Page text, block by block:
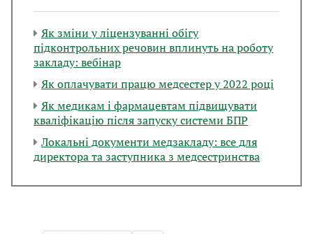
Як зміни у ліцензуванні обігу
підконтрольних речовин вплинуть на роботу
закладу: вебінар
Як оплачувати працю медсестер у 2022 році
Як медикам і фармацевтам підвищувати
кваліфікацію після запуску системи БПР
Локальні документи медзакладу: все для
директора та заступника з медсестринства